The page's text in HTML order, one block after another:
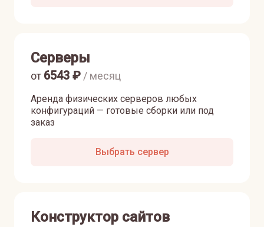
Серверы
Аренда физических серверов любых
конфигураций — готовые сборки или под
заказ
от 6543 ₽ / месяц
Выбрать сервер
Конструктор сайтов